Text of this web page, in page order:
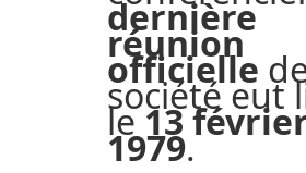
dernière
réunion
officielle
société eut
le13
1979.